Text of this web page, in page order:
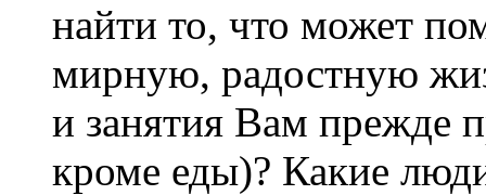
найти то, что может
мирную, радостную
и занятия Вам прежде
кроме еды)? Какие